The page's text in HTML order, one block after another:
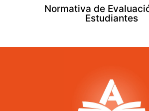
Normativa de
Estudiantes